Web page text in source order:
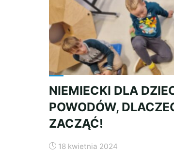
NIEMIECKI DLA
POWODÓW,
ZACZĄĆ!
18 kwietnia 2024